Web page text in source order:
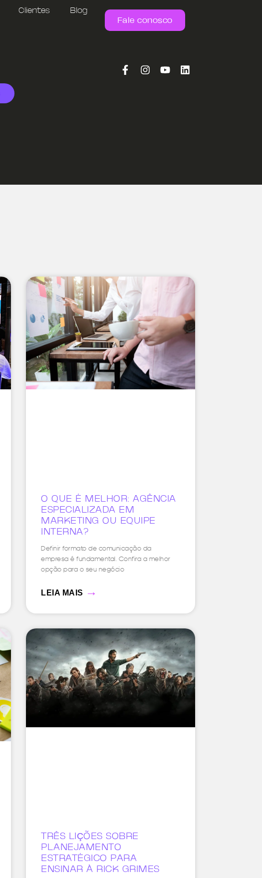
Clientes
Blog
Fale conosco
O QUE É MELHOR: AGÊNCIA
ESPECIALIZADA EM
MARKETING OU EQUIPE
INTERNA?
Definir formato de comunicação da
empresa é fundamental. Confira a melhor
opção para o seu negócio
LEIA MAIS →
TRÊS LIÇÕES SOBRE
PLANEJAMENTO
ESTRATÉGICO PARA
ENSINAR À RICK GRIMES